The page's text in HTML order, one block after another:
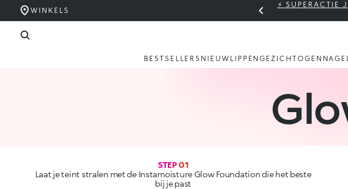
WINKELS
⚡ SUPERACTIE
BESTSELLERS NIEUW LIPPENGEZICHTOGEN
STEP 01
Laat je teint stralen met de Instamoisture Glow Foundation die het beste
bij je past